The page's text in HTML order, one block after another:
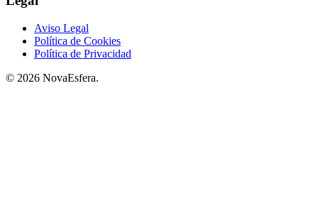
Aviso Legal
Política de Cookies
Política de Privacidad
© 2026 NovaEsfera.